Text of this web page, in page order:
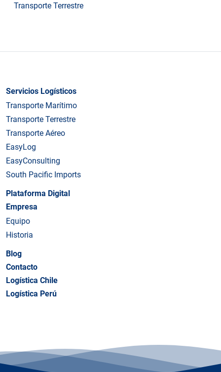
Transporte Terrestre
Servicios Logísticos
Transporte Marítimo
Transporte Terrestre
Transporte Aéreo
EasyLog
EasyConsulting
South Pacific Imports
Plataforma Digital
Empresa
Equipo
Historia
Blog
Contacto
Logística Chile
Logística Perú